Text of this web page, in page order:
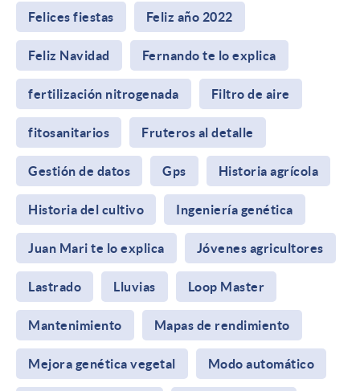
Felices fiestas Feliz año 2022
Feliz Navidad Fernando te lo explica
fertilización nitrogenada Filtro de aire
fitosanitarios Fruteros al detalle
Gestión de datos Gps Historia agrícola
Historia del cultivo Ingeniería genética
Juan Mari te lo explica Jóvenes agricultores
Lastrado Lluvias Loop Master
Mantenimiento Mapas de rendimiento
Mejora genética vegetal Modo automático